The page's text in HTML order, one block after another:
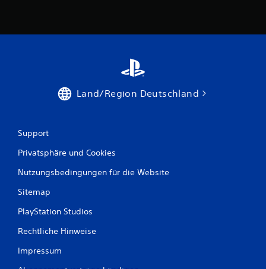
Land/Region Deutschland
Support
Privatsphäre und Cookies
Nutzungsbedingungen für die Website
Sitemap
PlayStation Studios
Rechtliche Hinweise
Impressum